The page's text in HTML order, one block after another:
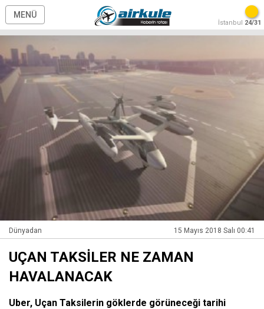
MENÜ
İstanbul 24/31
Dünyadan 15 Mayıs 2018 Salı 00:41
UÇAN TAKSİLER NE ZAMAN
HAVALANACAK
Uber, Uçan Taksilerin göklerde görüneceği tarihi